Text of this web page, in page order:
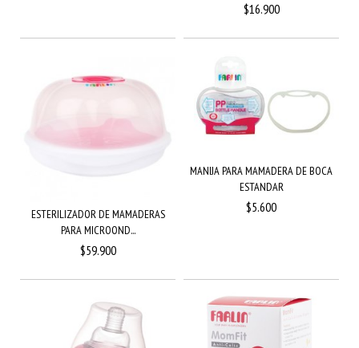
$16.900
ESTERILIZADOR DE MAMADERAS
PARA MICROOND...
$59.900
MANIJA PARA MAMADERA DE BOCA
ESTANDAR
$5.600